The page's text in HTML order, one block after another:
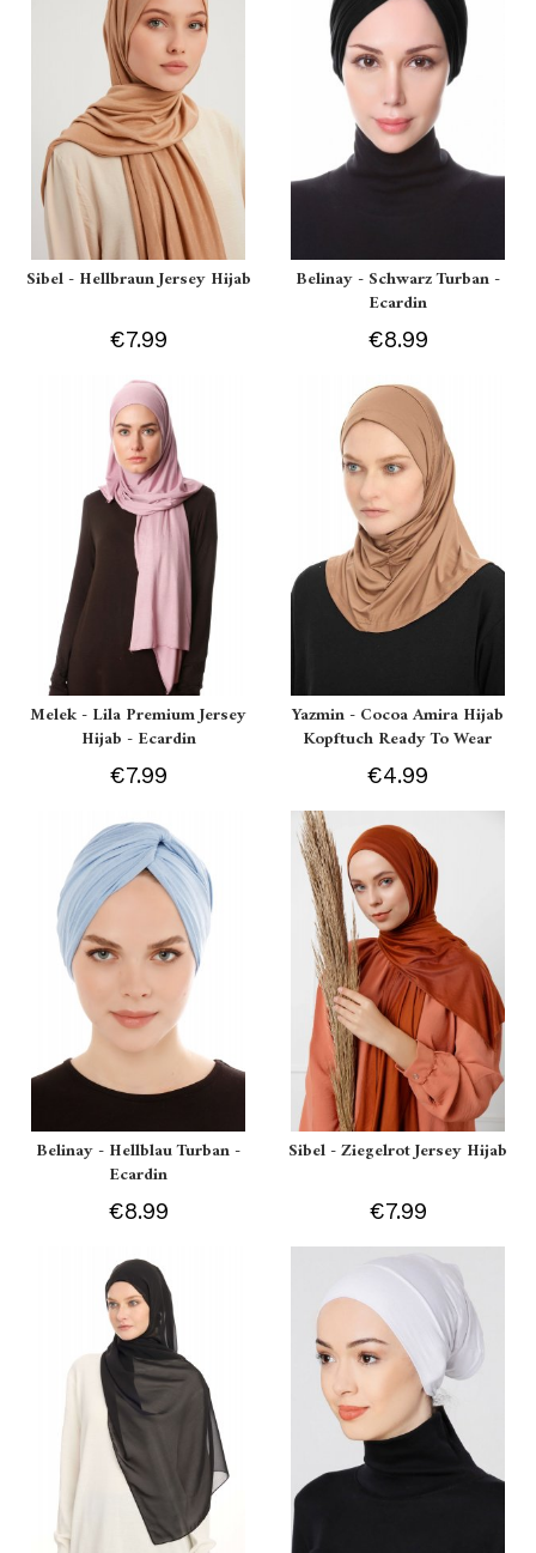
Sibel - Hellbraun Jersey Hijab
€7.99
Belinay - Schwarz Turban -
Ecardin
€8.99
Melek - Lila Premium Jersey
Hijab - Ecardin
€7.99
Yazmin - Cocoa Amira Hijab
Kopftuch Ready To Wear
€4.99
Belinay - Hellblau Turban -
Ecardin
€8.99
Sibel - Ziegelrot Jersey Hijab
€7.99